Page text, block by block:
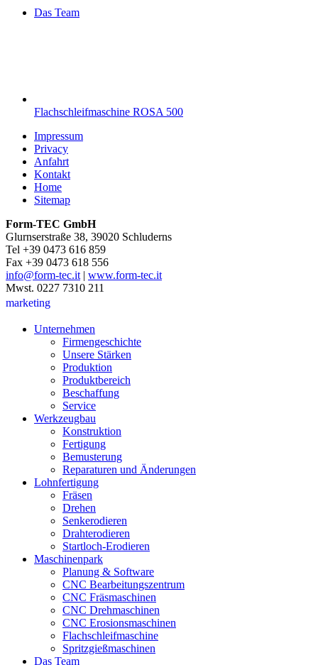
Das Team
Flachschleifmaschine ROSA 500
Impressum
Privacy
Anfahrt
Kontakt
Home
Sitemap
Form-TEC GmbH
Glurnserstraße 38, 39020 Schluderns
Tel +39 0473 616 859
Fax +39 0473 618 556
info@form-tec.it| www.form-tec.it
Mwst. 0227 7310 211
marketing
Unternehmen
Firmengeschichte
Unsere Stärken
Produktion
Produktbereich
Beschaffung
Service
Werkzeugbau
Konstruktion
Fertigung
Bemusterung
Reparaturen und Änderungen
Lohnfertigung
Fräsen
Drehen
Senkerodieren
Drahterodieren
Startloch-Erodieren
Maschinenpark
Planung & Software
CNC Bearbeitungszentrum
CNC Fräsmaschinen
CNC Drehmaschinen
CNC Erosionsmaschinen
Flachschleifmaschine
Spritzgießmaschinen
Das Team